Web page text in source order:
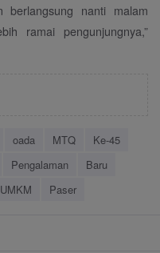
berlangsung nanti malam
ramai pengunjungnya,”
oada MTQ
Ke-45
Pengalaman
Baru
UMKM Paser